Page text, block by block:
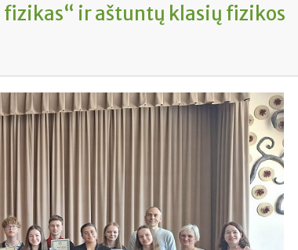
fizikas“ ir aštuntų klasių fizikos
pildymo, prašome kreiptis į gimnazijos
ar raštvedę +370 426 60872.